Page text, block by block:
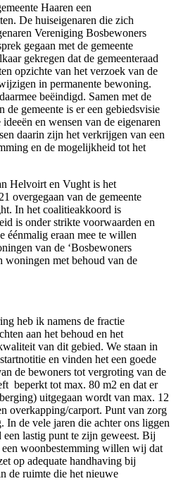
Haaren een
De huiseigenaren die zich
Vereniging Bosbewoners
gegaan met de gemeente
gekregen dat de gemeenteraad
opzichte van het verzoek van de
in permanente bewoning.
beëindigd. Samen met de
de gemeente is er een gebiedsvisie
en wensen van de eigenaren
daarin zijn het verkrijgen van een
en de mogelijkheid tot het
Helvoirt en Vught is het
overgegaan van de gemeente
In het coalitieakkoord is
is onder strikte voorwaarden en
éénmalig eraan mee te willen
van de ‘Bosbewoners
woningen met behoud van de
heb ik namens de fractie
aan het behoud en het
van dit gebied. We staan in
en vinden het een goede
de bewoners tot vergroting van de
beperkt tot max. 80 m2 en dat er
uitgegaan wordt van max. 12
overkapping/carport. Punt van zorg
In de vele jaren die achter ons liggen
lastig punt te zijn geweest. Bij
woonbestemming willen wij dat
op adequate handhaving bij
de ruimte die het nieuwe